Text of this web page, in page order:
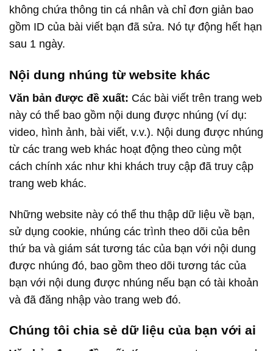
không chứa thông tin cá nhân và chỉ đơn giản bao
gồm ID của bài viết bạn đã sửa. Nó tự động hết hạn
sau 1 ngày.
Nội dung nhúng từ website khác
Văn bản được đề xuất: Các bài viết trên trang web
này có thể bao gồm nội dung được nhúng (ví dụ:
video, hình ảnh, bài viết, v.v.). Nội dung được nhúng
từ các trang web khác hoạt động theo cùng một
cách chính xác như khi khách truy cập đã truy cập
trang web khác.
Những website này có thể thu thập dữ liệu về bạn,
sử dụng cookie, nhúng các trình theo dõi của bên
thứ ba và giám sát tương tác của bạn với nội dung
được nhúng đó, bao gồm theo dõi tương tác của
bạn với nội dung được nhúng nếu bạn có tài khoản
và đã đăng nhập vào trang web đó.
Chúng tôi chia sẻ dữ liệu của bạn với ai